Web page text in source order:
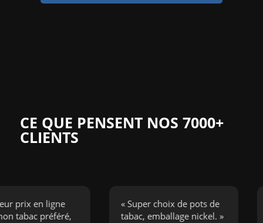
CE QUE PENSENT NOS 7000+
CLIENTS
en ligne
préféré,
« Super choix de pots de
tabac, emballage nickel. »